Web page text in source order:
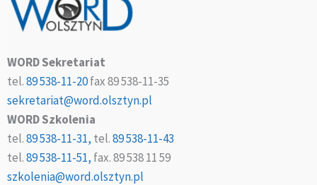
WORD Sekretariat
tel.89 538-11-20fax 89 538-11-35
sekretariat@word.olsztyn.pl
WORD Szkolenia
tel.89 538-11-31, tel.89 538-11-43
tel.89 538-11-51, fax. 89 538 11 59
szkolenia@word.olsztyn.pl